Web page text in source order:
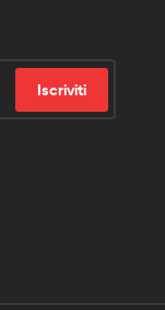
Iscriviti